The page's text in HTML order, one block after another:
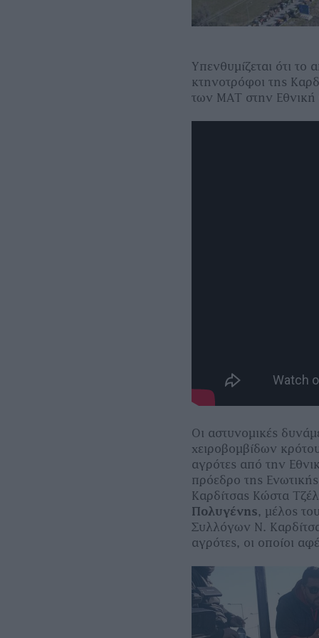
Υπενθυμίζεται ότι το
κτηνοτρόφοι της
των ΜΑΤ στην Εθνική
Οι αστυνομικές
χειροβομβίδων
αγρότες από την
πρόεδρο της
Καρδίτσας Κώστα
Πολυγένης, μέλος
Συλλόγων Ν.
αγρότες, οι οποίοι